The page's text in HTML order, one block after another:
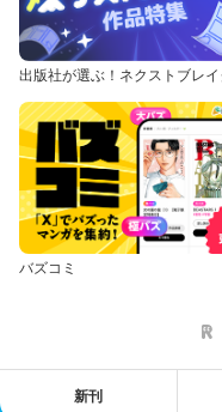
バズコミ
新刊